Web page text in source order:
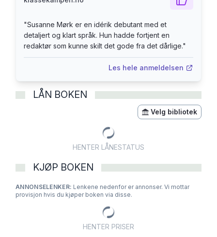
"Susanne Mørk er en idérik debutant med et
detaljert og klart språk. Hun hadde fortjent en
redaktør som kunne skilt det gode fra det dårlige."
Les hele anmeldelsen
LÅN BOKEN
Velg bibliotek
HENTER LÅNESTATUS
KJØP BOKEN
ANNONSELENKER: Lenkene nedenfor er annonser. Vi mottar
provisjon hvis du kjøper boken via disse.
HENTER PRISER